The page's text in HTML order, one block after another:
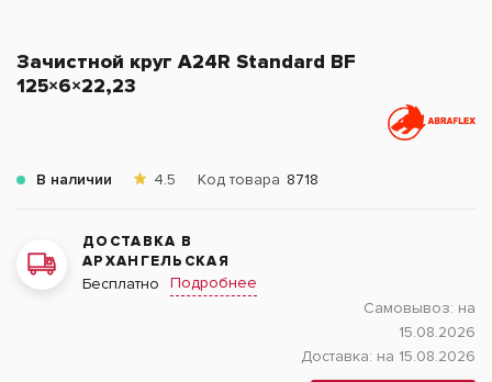
Зачистной круг A24R Standard BF
125×6×22,23
В наличии 4.5 Код товара 8718
ДОСТАВКА В
АРХАНГЕЛЬСКАЯ
Бесплатно
Подробнее
Самовывоз: на
15.08.2026
Доставка: на 15.08.2026